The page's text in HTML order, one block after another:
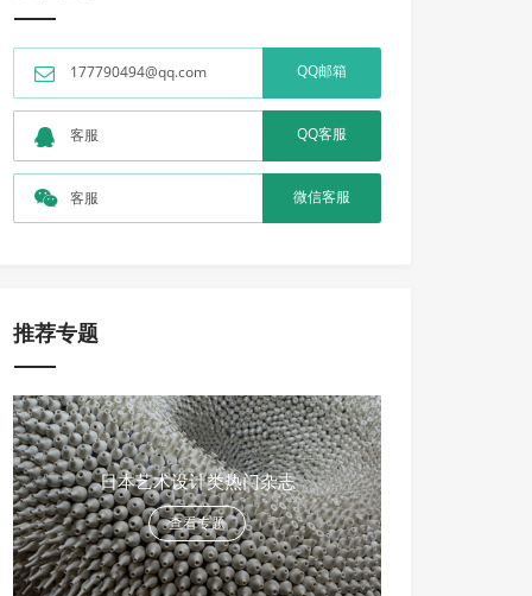
177790494@qq.com QQ邮箱
客服 QQ客服
客服 微信客服
推荐专题
日本艺术设计类热门杂志
查看专题